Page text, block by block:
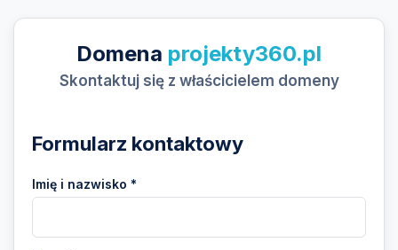
Domena projekty360.pl
Skontaktuj się z właścicielem domeny
Formularz kontaktowy
Imię i nazwisko *